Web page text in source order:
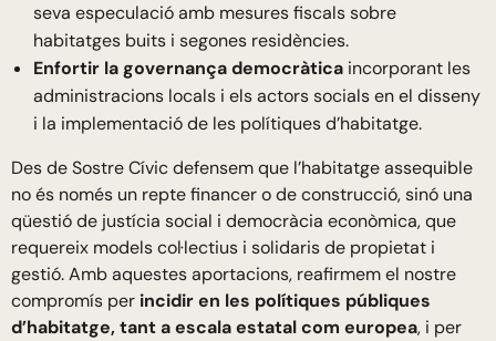
seva especulació amb mesures fiscals sobre
habitatges buits i segones residències.
Enfortir la governança democràtica incorporant les
administracions locals i els actors socials en el disseny
i la implementació de les polítiques d’habitatge.
Des de Sostre Cívic defensem que l’habitatge assequible
no és només un repte financer o de construcció, sinó una
qüestió de justícia social i democràcia econòmica, que
requereix models col·lectius i solidaris de propietat i
gestió. Amb aquestes aportacions, reafirmem el nostre
compromís per incidir en les polítiques públiques
d’habitatge, tant a escala estatal com europea, i per